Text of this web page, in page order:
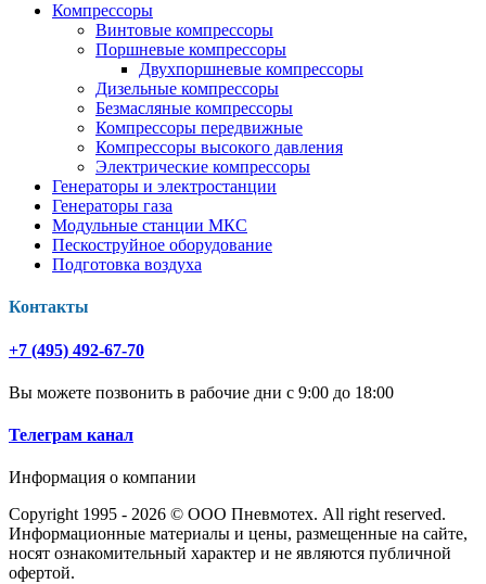
Компрессоры
Винтовые компрессоры
Поршневые компрессоры
Двухпоршневые компрессоры
Дизельные компрессоры
Безмасляные компрессоры
Компрессоры передвижные
Компрессоры высокого давления
Электрические компрессоры
Генераторы и электростанции
Генераторы газа
Модульные станции МКС
Пескоструйное оборудование
Подготовка воздуха
Контакты
+7 (495) 492-67-70
Вы можете позвонить в рабочие дни с 9:00 до 18:00
Телеграм канал
Информация о компании
Copyright 1995 - 2026 © ООО Пневмотех. All right reserved.
Информационные материалы и цены, размещенные на сайте,
носят ознакомительный характер и не являются публичной
офертой.